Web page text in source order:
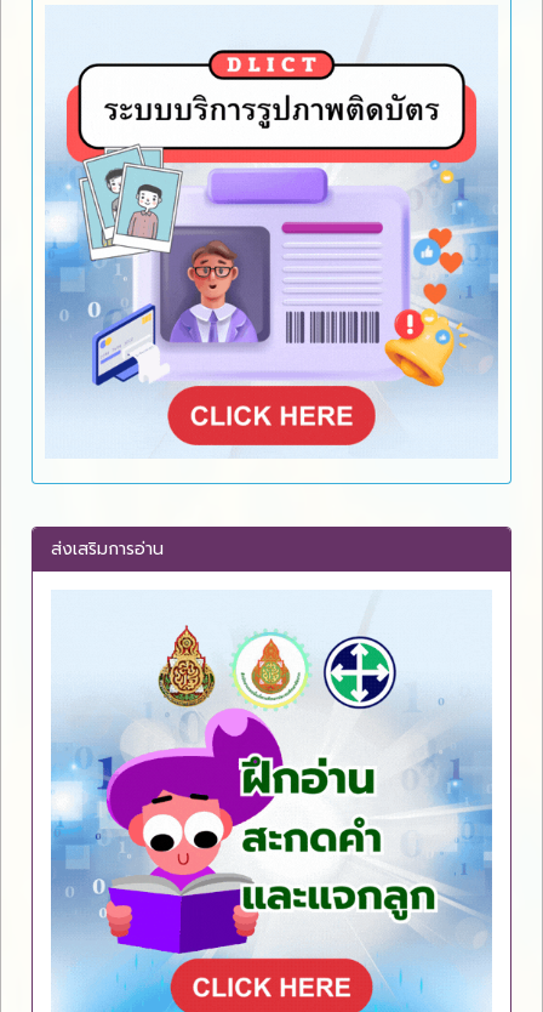
ส่งเสริมการอ่าน